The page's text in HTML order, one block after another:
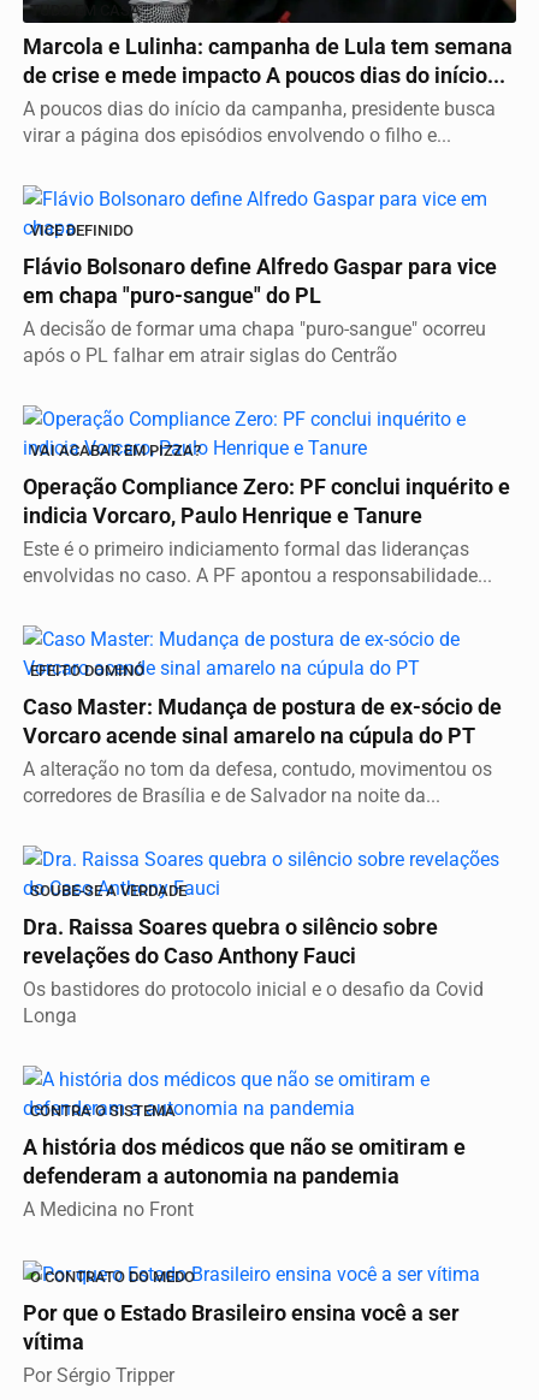
TUDO EM CASA
Marcola e Lulinha: campanha de Lula tem semana
de crise e mede impacto A poucos dias do início...
A poucos dias do início da campanha, presidente busca
virar a página dos episódios envolvendo o filho e...
VICE DEFINIDO
Flávio Bolsonaro define Alfredo Gaspar para vice
em chapa "puro-sangue" do PL
A decisão de formar uma chapa "puro-sangue" ocorreu
após o PL falhar em atrair siglas do Centrão
VAI ACABAR EM PIZZA?
Operação Compliance Zero: PF conclui inquérito e
indicia Vorcaro, Paulo Henrique e Tanure
Este é o primeiro indiciamento formal das lideranças
envolvidas no caso. A PF apontou a responsabilidade...
EFEITO DOMINÓ
Caso Master: Mudança de postura de ex-sócio de
Vorcaro acende sinal amarelo na cúpula do PT
A alteração no tom da defesa, contudo, movimentou os
corredores de Brasília e de Salvador na noite da...
SOUBE-SE A VERDADE
Dra. Raissa Soares quebra o silêncio sobre
revelações do Caso Anthony Fauci
Os bastidores do protocolo inicial e o desafio da Covid
Longa
CONTRA O SISTEMA
A história dos médicos que não se omitiram e
defenderam a autonomia na pandemia
A Medicina no Front
O CONTRATO DO MEDO
Por que o Estado Brasileiro ensina você a ser
vítima
Por Sérgio Tripper